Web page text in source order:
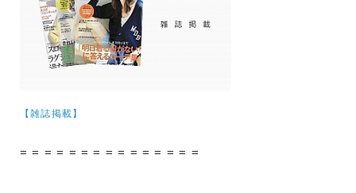
【雑誌掲載】
= = = = = = = = = = = = = = =